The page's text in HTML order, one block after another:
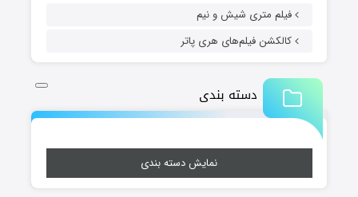
فیلم متری شیش و نیم
کالکشن فیلم‌های هری پاتر
دسته بندی
نمایش دسته بندی